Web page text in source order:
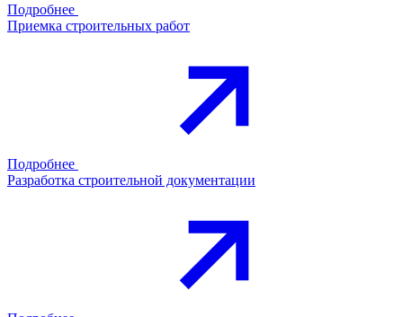
Подробнее
Приемка строительных работ
Подробнее
Разработка строительной документации